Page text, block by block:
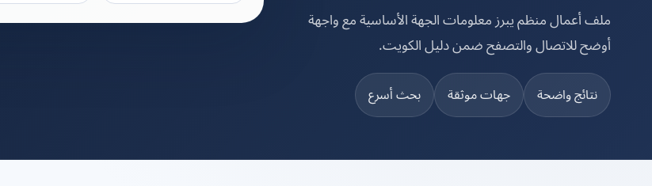
ملف أعمال منظم يبرز معلومات الجهة الأساسية مع واجهة
أوضح للاتصال والتصفح ضمن دليل الكويت.
نتائج واضحة جهات موثقة بحث أسرع